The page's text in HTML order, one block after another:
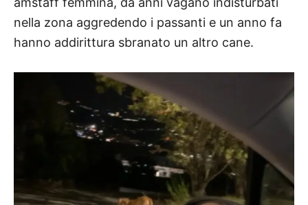
nella zona aggredendo i passanti e un anno fa
hanno addirittura sbranato un altro cane.